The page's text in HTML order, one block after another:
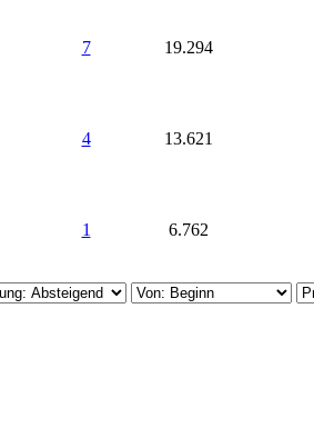
7 19.294
4 13.621
1 6.762